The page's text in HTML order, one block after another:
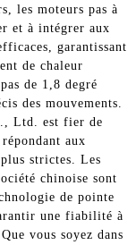
les moteurs pas à
et à intégrer aux
garantissant
de chaleur
de 1,8 degré
des mouvements.
Ltd. est fier de
aux
strictes. Les
chinoise sont
de pointe
une fiabilité à
vous soyez dans